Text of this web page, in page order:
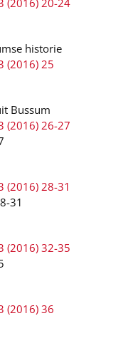
(2016) 20-24
historie
(2016) 25
Bussum
(2016) 26-27
(2016) 28-31
31
(2016) 32-35
(2016) 36